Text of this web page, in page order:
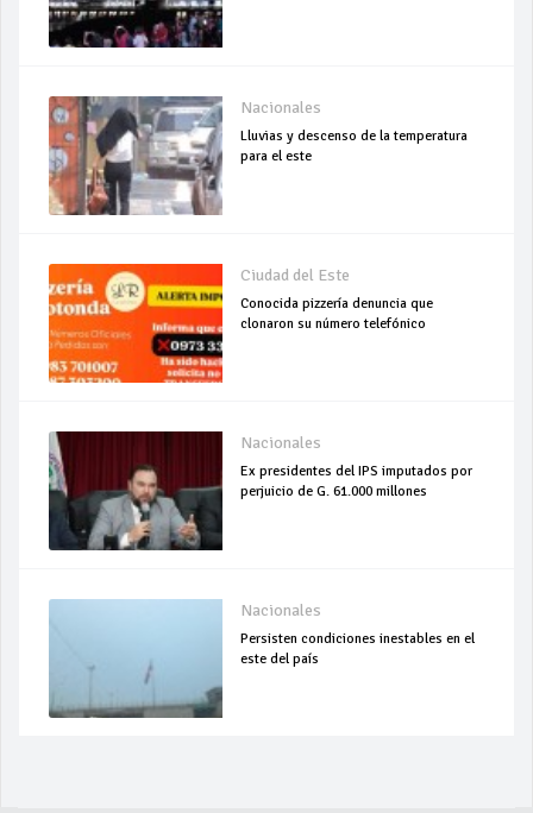
Nacionales
Lluvias y descenso de la temperatura
para el este
Ciudad del Este
Conocida pizzería denuncia que
clonaron su número telefónico
Nacionales
Ex presidentes del IPS imputados por
perjuicio de G. 61.000 millones
Nacionales
Persisten condiciones inestables en el
este del país